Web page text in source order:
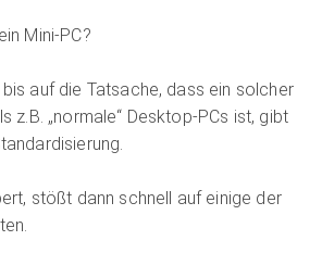
Mini-PC?
auf die Tatsache, dass ein solcher
z.B. „normale“ Desktop-PCs ist, gibt
stößt dann schnell auf einige der